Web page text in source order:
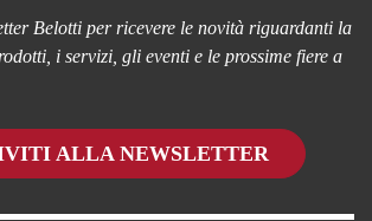
Belotti per ricevere le novità riguardanti la
i servizi, gli eventi e le prossime fiere a
ALLA NEWSLETTER